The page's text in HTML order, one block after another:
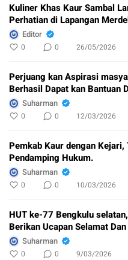
Kuliner Khas Kaur Sambal
Perhatian di Lapangan
Editor
0 0 26/05/2026
Perjuang kan Aspirasi
Berhasil Dapat kan Bantuan
Suharman
0 0 12/03/2026
Pemkab Kaur dengan Kejari,
Pendamping Hukum.
Suharman
0 0 10/03/2026
HUT ke-77 Bengkulu
Berikan Ucapan Selamat
Suharman
0 0 9/03/2026